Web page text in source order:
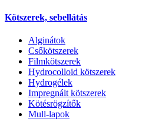
Kötszerek, sebellátás
Alginátok
Csőkötszerek
Filmkötszerek
Hydrocolloid kötszerek
Hydrogélek
Impregnált kötszerek
Kötésrögzítők
Mull-lapok